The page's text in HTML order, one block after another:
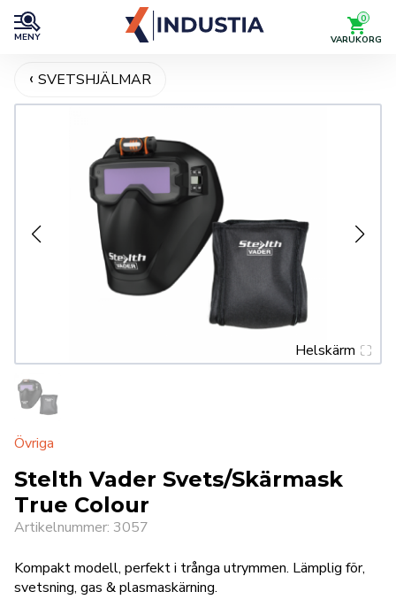
MENY
0
VARUKORG
SVETSHJÄLMAR
Helskärm
Övriga
Stelth Vader Svets/Skärmask
True Colour
Artikelnummer: 3057
Kompakt modell, perfekt i trånga utrymmen. Lämplig för,
svetsning, gas & plasmaskärning.